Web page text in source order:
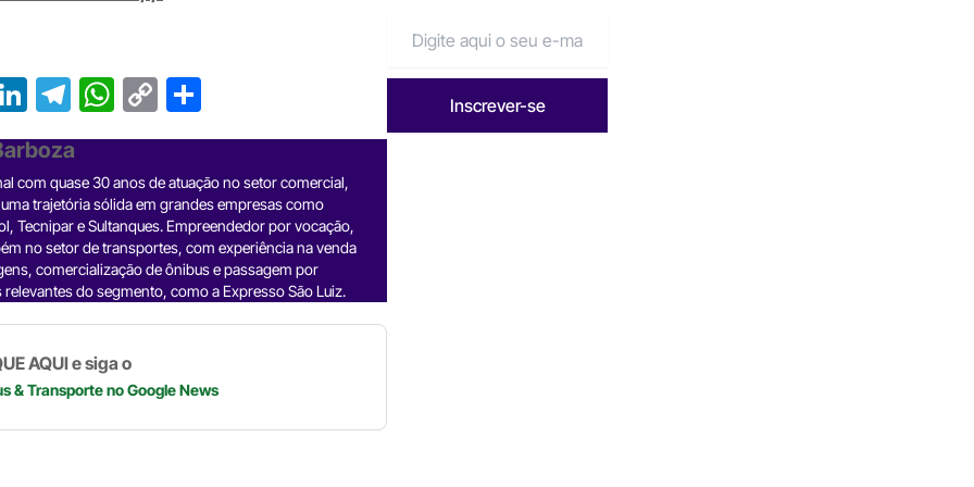
Li
n
ke
dI
n
T
el
e
gr
a
m
W
h
s
A
p
p
C
o
y
Li
n
k
h
e
com quase 30 anos de atuação no setor comercial,
trajetória sólida em grandes empresas como
Tecnipar e Sultanques. Empreendedor por vocação,
no setor de transportes, com experiência na venda
comercialização de ônibus e passagem por
relevantes do segmento, como a Expresso São Luiz.
AQUI e siga o
& Transporteno Google News
Inscrever-se